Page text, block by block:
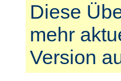
Diese
mehr
Version